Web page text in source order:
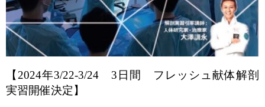
【2024年3/22-3/24 3日間 フレッシュ献体解剖
実習開催決定】